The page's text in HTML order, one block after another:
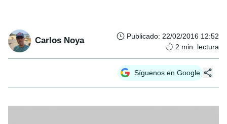
Carlos Noya Publicado: 22/02/2016 12:52
2 min. lectura
Síguenos en Google